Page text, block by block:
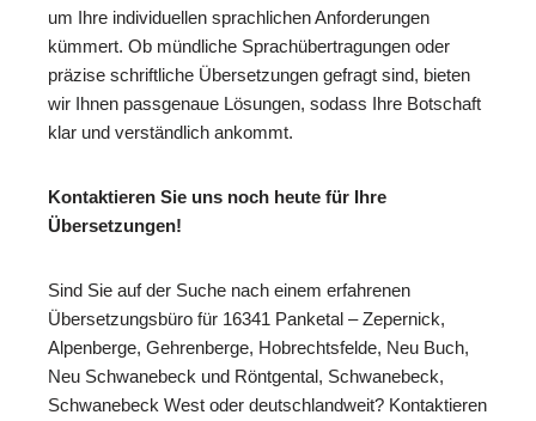
um Ihre individuellen sprachlichen Anforderungen
kümmert. Ob mündliche Sprachübertragungen oder
präzise schriftliche Übersetzungen gefragt sind, bieten
wir Ihnen passgenaue Lösungen, sodass Ihre Botschaft
klar und verständlich ankommt.
Kontaktieren Sie uns noch heute für Ihre
Übersetzungen!
Sind Sie auf der Suche nach einem erfahrenen
Übersetzungsbüro für 16341 Panketal – Zepernick,
Alpenberge, Gehrenberge, Hobrechtsfelde, Neu Buch,
Neu Schwanebeck und Röntgental, Schwanebeck,
Schwanebeck West oder deutschlandweit? Kontaktieren